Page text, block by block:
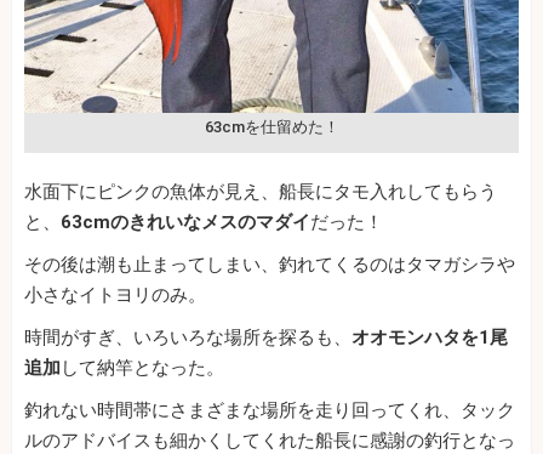
63cmを仕留めた！
水面下にピンクの魚体が見え、船長にタモ入れしてもらう
と、 63cmのきれいなメスのマダイだった！
その後は潮も止まってしまい、釣れてくるのはタマガシラや
小さなイトヨリのみ。
時間がすぎ、いろいろな場所を探るも、 オオモンハタを1尾
追加 して納竿となった。
釣れない時間帯にさまざまな場所を走り回ってくれ、タック
ルのアドバイスも細かくしてくれた船長に感謝の釣行となっ